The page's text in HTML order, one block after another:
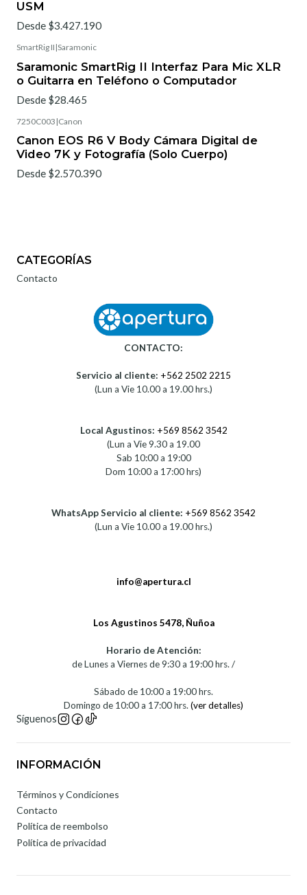
USM
Desde $3.427.190
SmartRig II |Saramonic
Saramonic SmartRig II Interfaz Para Mic XLR
o Guitarra en Teléfono o Computador
Desde $28.465
7250C003 |Canon
Canon EOS R6 V Body Cámara Digital de
Video 7K y Fotografía (Solo Cuerpo)
Desde $2.570.390
CATEGORÍAS
Contacto
CONTACTO:
Servicio al cliente: +562 2502 2215
(Lun a Vie 10.00 a 19.00 hrs.)
Local Agustinos: +569 8562 3542
(Lun a Vie 9.30 a 19.00
Sab 10:00 a 19:00
Dom 10:00 a 17:00 hrs)
WhatsApp Servicio al cliente: +569 8562 3542
(Lun a Vie 10.00 a 19.00 hrs.)
info@apertura.cl
Los Agustinos 5478, Ñuñoa
Horario de Atención:
de Lunes a Viernes de 9:30 a 19:00 hrs. /
Sábado de 10:00 a 19:00 hrs.
Domingo de 10:00 a 17:00 hrs.(ver detalles)
Síguenos
INFORMACIÓN
Términos y Condiciones
Contacto
Política de reembolso
Política de privacidad